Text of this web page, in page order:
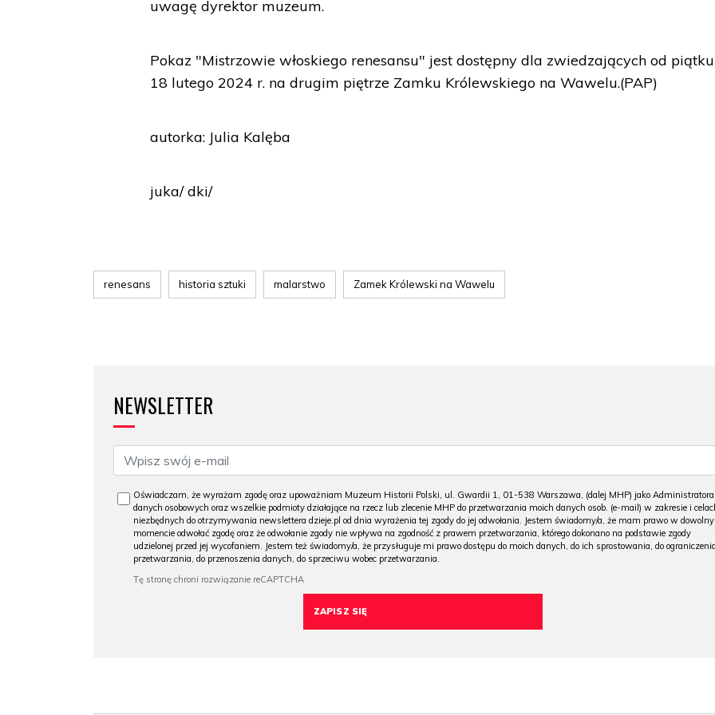
uwagę dyrektor muzeum.
Pokaz "Mistrzowie włoskiego renesansu" jest dostępny dla zwiedzających od
18 lutego 2024 r. na drugim piętrze Zamku Królewskiego na Wawelu.(PAP)
autorka: Julia Kalęba
juka/ dki/
renesans historia sztuki malarstwo Zamek Królewski na Wawelu
NEWSLETTER
Oświadczam, że wyrażam zgodę oraz upoważniam Muzeum Historii Polski, ul. Gwardii 1, 01-538 Warszawa, (dalej MHP) jako Administratora
danych osobowych oraz wszelkie podmioty działające na rzecz lub zlecenie MHP do przetwarzania moich danych osob. (e-mail) w zakresie i
niezbędnych do otrzymywania newslettera dzieje.pl od dnia wyrażenia tej zgody do jej odwołania. Jestem świadomy/a, że mam prawo w
momencie odwołać zgodę oraz że odwołanie zgody nie wpływa na zgodność z prawem przetwarzania, którego dokonano na podstawie zgody
udzielonej przed jej wycofaniem. Jestem też świadomy/a, że przysługuje mi prawo dostępu do moich danych, do ich sprostowania, do
przetwarzania, do przenoszenia danych, do sprzeciwu wobec przetwarzania.